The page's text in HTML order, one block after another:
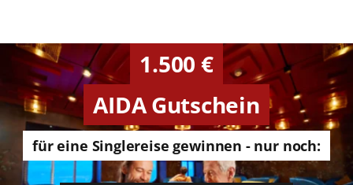
1.500 €
AIDA Gutschein
für eine Singlereise gewinnen - nur noch: